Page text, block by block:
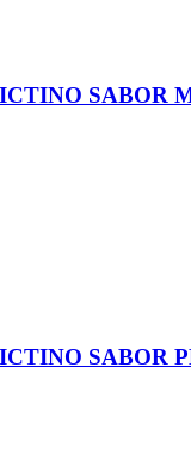
SABOR
SABOR